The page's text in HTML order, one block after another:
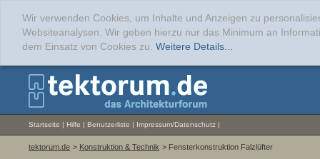
Wir verwenden Cookies, um Inhalte und Anzeigen zu
Websiteanalysen. Wir geben hierzu nur das Minimum an
dem Einsatz von Cookies zu. Weitere Details...
Startseite | Hilfe | Benutzerliste | Impressum/Datenschutz |
tektorum.de > Konstruktion & Technik > Fensterkonstruktion Falzlüfter